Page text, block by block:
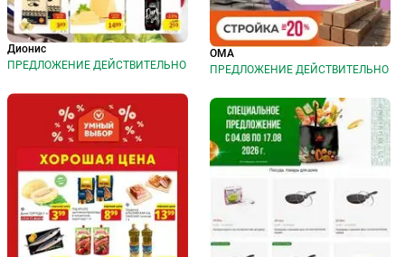
Дионис
ПРЕДЛОЖЕНИЕ ДЕЙСТВИТЕЛЬНО
ОМА
ПРЕДЛОЖЕНИЕ ДЕЙСТВИТЕЛЬНО